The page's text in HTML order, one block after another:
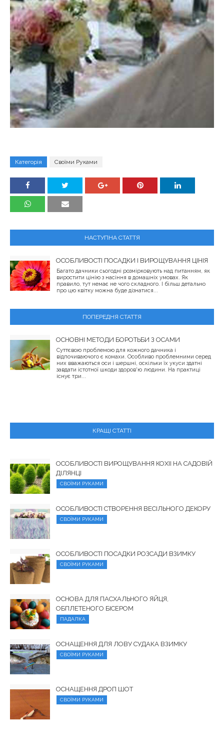
Категорія Своїми Руками
НАСТУПНА СТАТТЯ
ОСОБЛИВОСТІ ПОСАДКИ І ВИРОЩУВАННЯ ЦІНІЯ
Багато дачники сьогодні розмірковують над питанням, як
виростити цінію з насіння в домашніх умовах. Як
правило, тут немає не чого складного. І більш детально
про цю квітку можна буде дізнатися...
ПОПЕРЕДНЯ СТАТТЯ
ОСНОВНІ МЕТОДИ БОРОТЬБИ З ОСАМИ
Суттєвою проблемою для кожного дачника і
відпочиваючого є комахи. Особливо проблемними серед
них вважаються оси і шершні, оскільки їх укуси здатні
завдати істотної шкоди здоров'ю людини. На практиці
існує три...
КРАЩІ СТАТТІ
ОСОБЛИВОСТІ ВИРОЩУВАННЯ КОХІІ НА САДОВІЙ
ДІЛЯНЦІ
СВОЇМИ РУКАМИ
ОСОБЛИВОСТІ СТВОРЕННЯ ВЕСІЛЬНОГО ДЕКОРУ
СВОЇМИ РУКАМИ
ОСОБЛИВОСТІ ПОСАДКИ РОЗСАДИ ВЗИМКУ
СВОЇМИ РУКАМИ
ОСНОВА ДЛЯ ПАСХАЛЬНОГО ЯЙЦЯ,
ОБПЛЕТЕНОГО БІСЕРОМ
ПАДАЛКА
ОСНАЩЕННЯ ДЛЯ ЛОВУ СУДАКА ВЗИМКУ
СВОЇМИ РУКАМИ
ОСНАЩЕННЯ ДРОП ШОТ
СВОЇМИ РУКАМИ